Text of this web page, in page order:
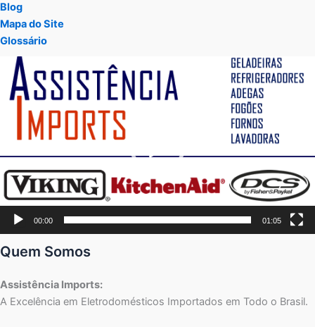
Blog
Mapa do Site
Glossário
Tocador
vídeo
00:00 01:05
Quem Somos
Assistência Imports:
A Excelência em Eletrodomésticos Importados em Todo o Brasil.